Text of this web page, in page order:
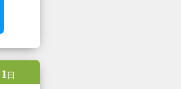
1 日